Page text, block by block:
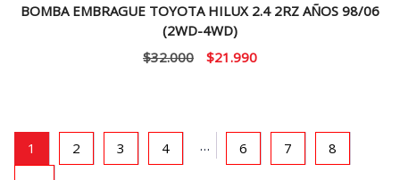
BOMBA EMBRAGUE TOYOTA HILUX 2.4 2RZ AÑOS 98/06
(2WD-4WD)
$32.000
El
$32.000.
$21.990El
$21.990.
1 2 3 4 … 6 7
8